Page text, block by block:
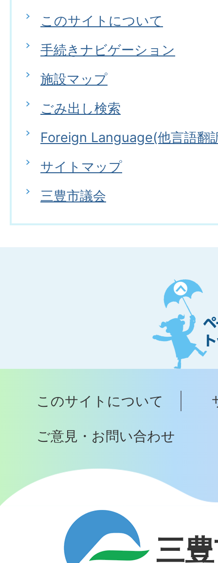
このサイトについて
手続きナビゲーション
施設マップ
ごみ出し検索
Foreign Language(他言語翻
サイトマップ
三豊市議会
ペ
ー
ジ
ト
ッ
へ
このサイトについて
ご意見・お問い合わせ
三